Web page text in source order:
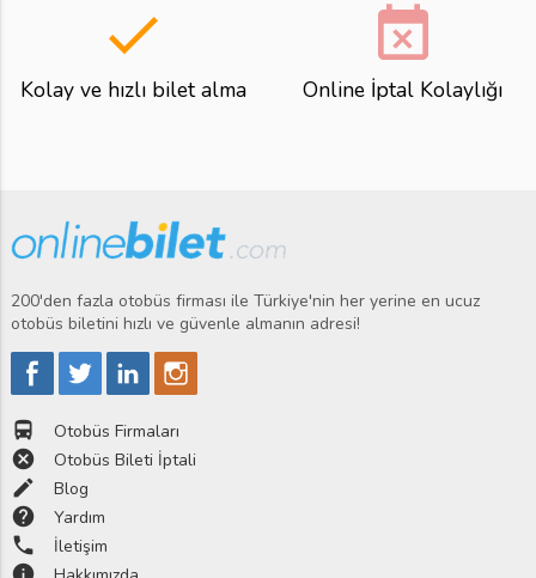
done
Kolay ve hızlı bilet alma
event_busy
Online İptal Kolaylığı
200'den fazla otobüs firması ile Türkiye'nin her yerine en ucuz
otobüs biletini hızlı ve güvenle almanın adresi!
directions_bus Otobüs Firmaları
cancel Otobüs Bileti İptali
edit Blog
help Yardım
phone İletişim